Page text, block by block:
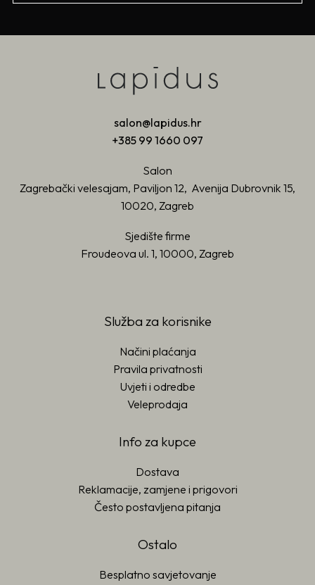
salon@lapidus.hr
+385 99 1660 097
Salon
Zagrebački velesajam, Paviljon 12, Avenija Dubrovnik 15,
10020, Zagreb
Sjedište firme
Froudeova ul. 1, 10000, Zagreb
Služba za korisnike
Načini plaćanja
Pravila privatnosti
Uvjeti i odredbe
Veleprodaja
Info za kupce
Dostava
Reklamacije, zamjene i prigovori
Često postavljena pitanja
Ostalo
Besplatno savjetovanje